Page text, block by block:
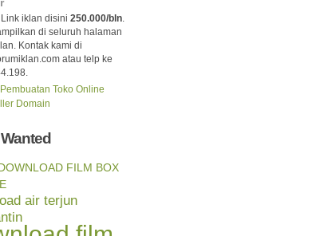
iklan disini 250.000/bln.
di seluruh halaman
Kontak kami di
atau telp ke
Toko Online
Domain
FILM BOX
air terjun